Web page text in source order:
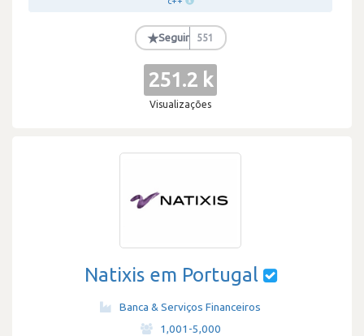
★Seguir 551
251.2 k
Visualizações
Natixis em Portugal
Banca & Serviços Financeiros
1,001-5,000